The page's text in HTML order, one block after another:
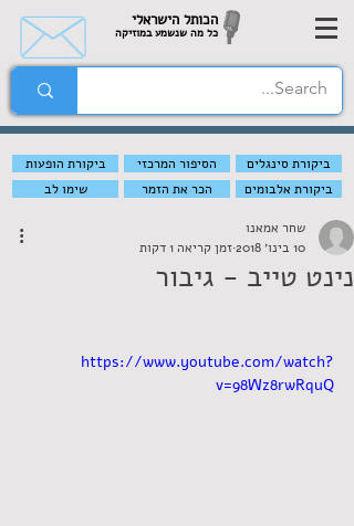
הכותל הישראלי
כל מה שנשמע במוזיקה
ביקורת הופעות הסיפור המרכזי
ביקורת סינגלים
שימו לב
הכר את הזמר ביקורת אלבומים
נינט טייב - גיבור
שחר אמאנו
10 בינו׳ 2018
זמן קריאה 1 דקות
https://www.youtube.com/watch?
v=98Wz8rwRquQ